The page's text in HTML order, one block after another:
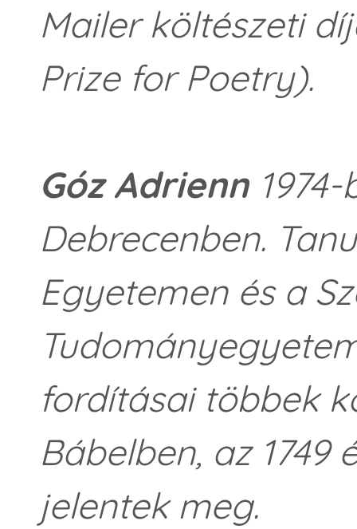
Mailer költészeti
Prize for Poetry).
Góz Adrienn
Debrecenben.
Egyetemen és a
fordításai többek
Bábelben, az 1749
jelentek meg.